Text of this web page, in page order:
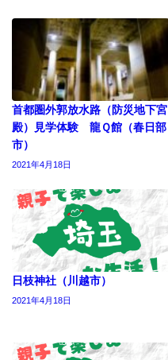
首都圏外郭放水路（防災地下宮
殿）見学体験 龍Ｑ館（春日部
市）
2021年4月18日
日枝神社（川越市）
2021年4月18日